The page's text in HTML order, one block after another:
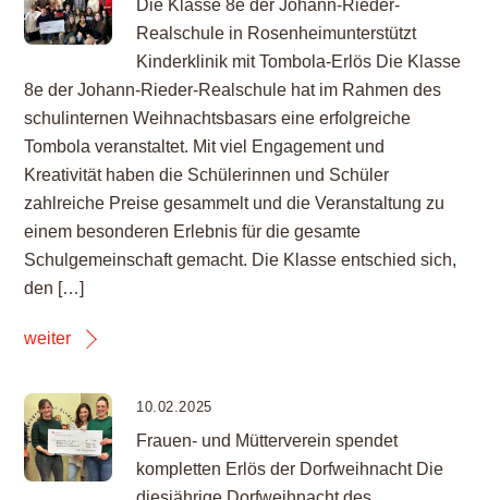
Die Klasse 8e der Johann-Rieder-
Realschule in Rosenheimunterstützt
Kinderklinik mit Tombola-Erlös Die Klasse
8e der Johann-Rieder-Realschule hat im Rahmen des
schulinternen Weihnachtsbasars eine erfolgreiche
Tombola veranstaltet. Mit viel Engagement und
Kreativität haben die Schülerinnen und Schüler
zahlreiche Preise gesammelt und die Veranstaltung zu
einem besonderen Erlebnis für die gesamte
Schulgemeinschaft gemacht. Die Klasse entschied sich,
den […]
weiter
10.02.2025
Frauen- und Mütterverein spendet
kompletten Erlös der Dorfweihnacht Die